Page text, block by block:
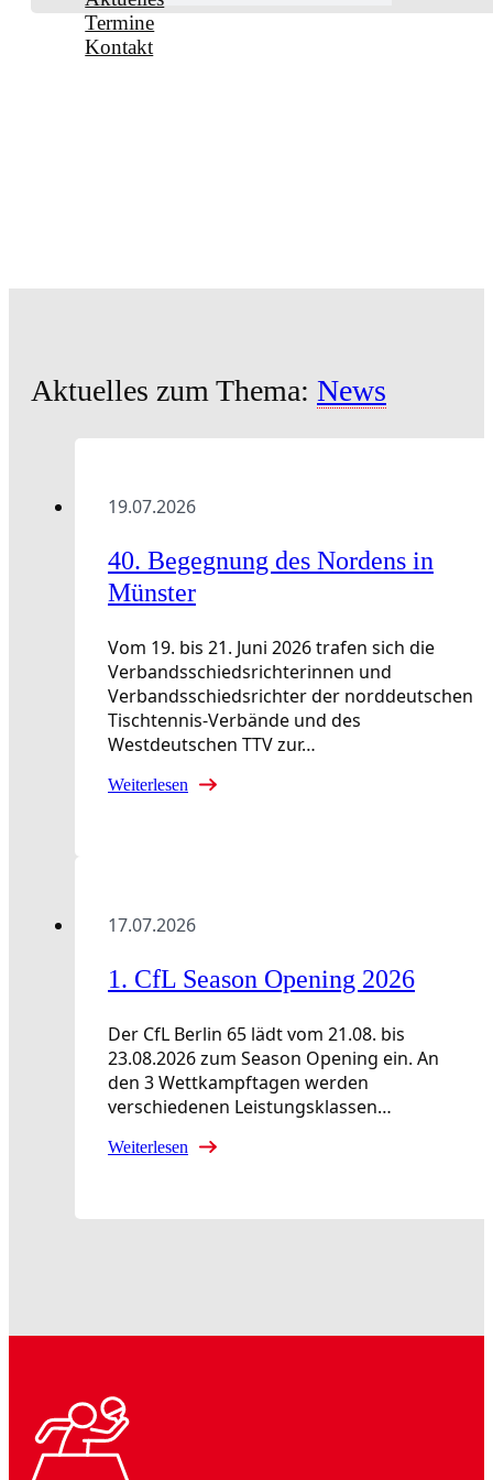
Termine
Kontakt
Aktuelles zum Thema: News
19.07.2026
40. Begegnung des Nordens in
Münster
Vom 19. bis 21. Juni 2026 trafen sich die
Verbandsschiedsrichterinnen und
Verbandsschiedsrichter der norddeutschen
Tischtennis-Verbände und des
Westdeutschen TTV zur…
Weiterlesen
17.07.2026
1. CfL Season Opening 2026
Der CfL Berlin 65 lädt vom 21.08. bis
23.08.2026 zum Season Opening ein. An
den 3 Wettkampftagen werden
verschiedenen Leistungsklassen…
Weiterlesen